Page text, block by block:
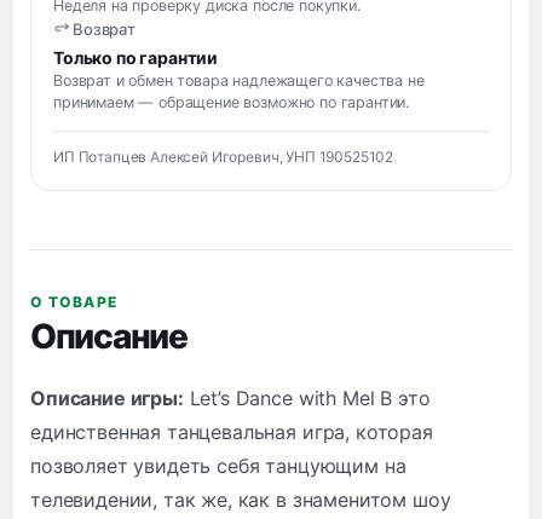
Неделя на проверку диска после покупки.
Возврат
Только по гарантии
Возврат и обмен товара надлежащего качества не
принимаем — обращение возможно по гарантии.
ИП Потапцев Алексей Игоревич, УНП 190525102
О ТОВАРЕ
Описание
Описание игры: Let’s Dance with Mel B это
единственная танцевальная игра, которая
позволяет увидеть себя танцующим на
телевидении, так же, как в знаменитом шоу